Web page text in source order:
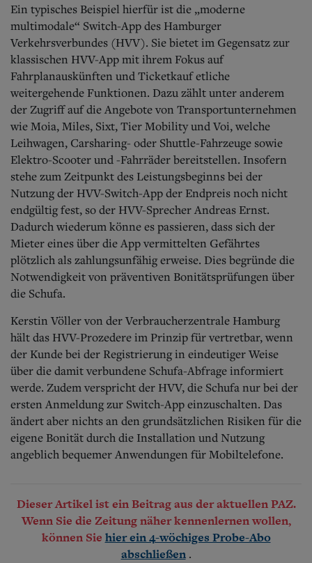
Ein typisches Beispiel hierfür ist die „moderne
multimodale“ Switch-App des Hamburger
Verkehrsverbundes (HVV). Sie bietet im Gegensatz zur
klassischen HVV-App mit ihrem Fokus auf
Fahrplanauskünften und Ticketkauf etliche
weitergehende Funktionen. Dazu zählt unter anderem
der Zugriff auf die Angebote von Transportunternehmen
wie Moia, Miles, Sixt, Tier Mobility und Voi, welche
Leihwagen, Carsharing- oder Shuttle-Fahrzeuge sowie
Elektro-Scooter und -Fahrräder bereitstellen. Insofern
stehe zum Zeitpunkt des Leistungsbeginns bei der
Nutzung der HVV-Switch-App der Endpreis noch nicht
endgültig fest, so der HVV-Sprecher Andreas Ernst.
Dadurch wiederum könne es passieren, dass sich der
Mieter eines über die App vermittelten Gefährtes
plötzlich als zahlungsunfähig erweise. Dies begründe die
Notwendigkeit von präventiven Bonitätsprüfungen über
die Schufa.
Kerstin Völler von der Verbraucherzentrale Hamburg
hält das HVV-Prozedere im Prinzip für vertretbar, wenn
der Kunde bei der Registrierung in eindeutiger Weise
über die damit verbundene Schufa-Abfrage informiert
werde. Zudem verspricht der HVV, die Schufa nur bei der
ersten Anmeldung zur Switch-App einzuschalten. Das
ändert aber nichts an den grundsätzlichen Risiken für die
eigene Bonität durch die Installation und Nutzung
angeblich bequemer Anwendungen für Mobiltelefone.
Dieser Artikel ist ein Beitrag aus der aktuellen PAZ.
Wenn Sie die Zeitung näher kennenlernen wollen,
können Sie hier ein 4-wöchiges Probe-Abo
abschließen .